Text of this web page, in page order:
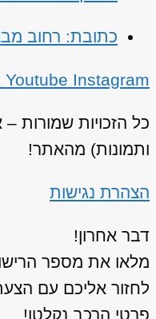
כתובת: רחוב מבצע קדש
Youtube Instagram
כל הזכויות שמורות
ותמונות) מהאתר!
הצהרת נגישות
דבר אחרון!
מלאו את מספר
לחזור אליכם עם
פרטי הרכב נקלטו!